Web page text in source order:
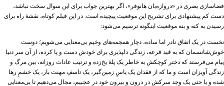
فضاسازی بصری در «دروازه‌بان هانوفر»، اگر بهترین جواب برای این سوال سخت نباشد،
دست کم پیشنهادی برای تشریح این موقعیت پیچیده است. در این فیلم کوتاه، نقشۀ راه برای
رسیدن به کنه و بنه موقعیت اینگونه ترسیم می‌شود:
نخست در یک اتفاق نادر اما ساده، دچار همجمه‌های وخیم بی‌معنایی می‌شویم؛ دوست
خوش‌شانسمان که به قید قرعه، زندگی دلپذیری برای خودش دست و پا کرده، از آن سر دنیا
پیام می‌فرستد که دختر کوچکش به خاطر یک پلۀ یخ‌زده و ترتیب عادات روزانه، بین مرگ و
زندگی آویزان است و ما که از فقدان یک یاسِ زمین‌گیر، یک تاسفِ مهنت بار، یک خشمِ رها
شده و یا حتی یک وجد سرکش در درون و بیرون خود در عجبیم، مجال می‌دهیم تا بی‌معنایی